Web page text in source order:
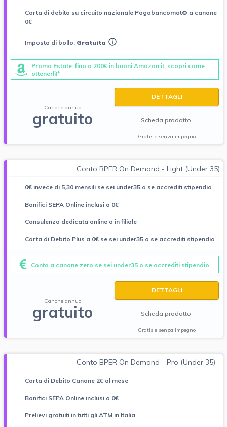
Carta di debito su circuito nazionale Pagobancomat® a canone
0€
Imposta di bollo: Gratuita
Promo Estate: fino a 200€ in buoni Amazon.it, scopri come
ottenerli!*
Canone annuo
gratuito
DETTAGLI
Scheda prodotto
Gratis e senza impegno
Conto BPER On Demand - Light (Under 35)
0€ invece di 5,30 mensili se sei under35 o se accrediti stipendio
Bonifici SEPA Online inclusi a 0€
Consulenza dedicata online o in filiale
Carta di Debito Plus a 0€ se sei under35 o se accrediti stipendio
Conto a canone zero se sei under35 o se accrediti stipendio
Canone annuo
gratuito
DETTAGLI
Scheda prodotto
Gratis e senza impegno
Conto BPER On Demand - Pro (Under 35)
Carta di Debito Canone 2€ al mese
Bonifici SEPA Online inclusi a 0€
Prelievi gratuiti in tutti gli ATM in Italia